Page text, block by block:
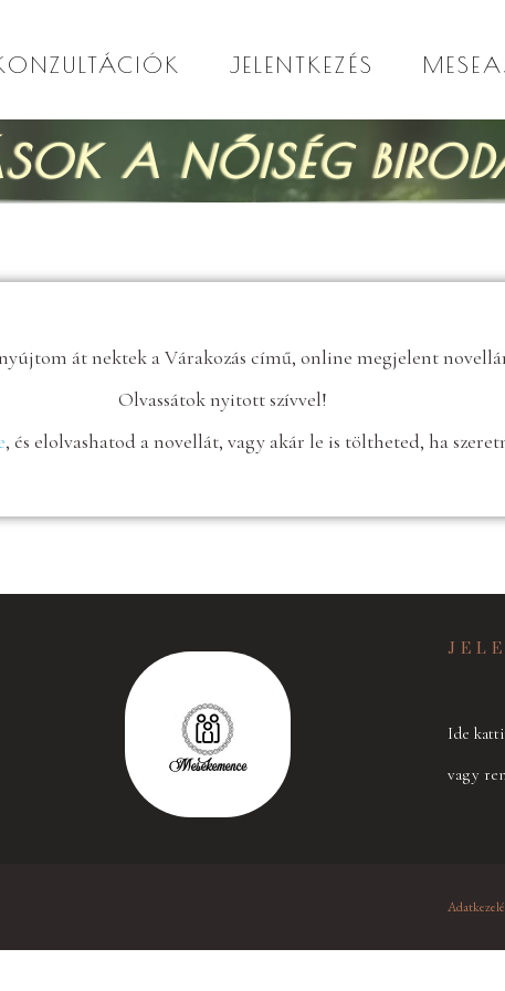
JELENTKEZÉS
A NŐISÉG
át nektek a Várakozás című, online megjelent
Olvassátok nyitott szívvel!
, és elolvashatod a novellát, vagy akár le is töltheted, ha
Ide k
vagy